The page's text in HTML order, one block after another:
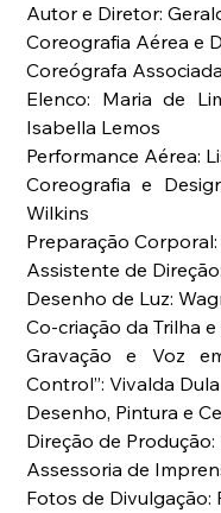
Autor e Diretor:
Coreografia Aérea e
Coreógrafa
Elenco: Maria de
Isabella Lemos
Performance Aérea:
Coreografia e
Wilkins
Preparação
Assistente de
Desenho de Luz:
Co-criação da Trilha
Gravação e Voz
Control”: Vivalda Dula
Desenho, Pintura e
Direção de
Assessoria de
Fotos de